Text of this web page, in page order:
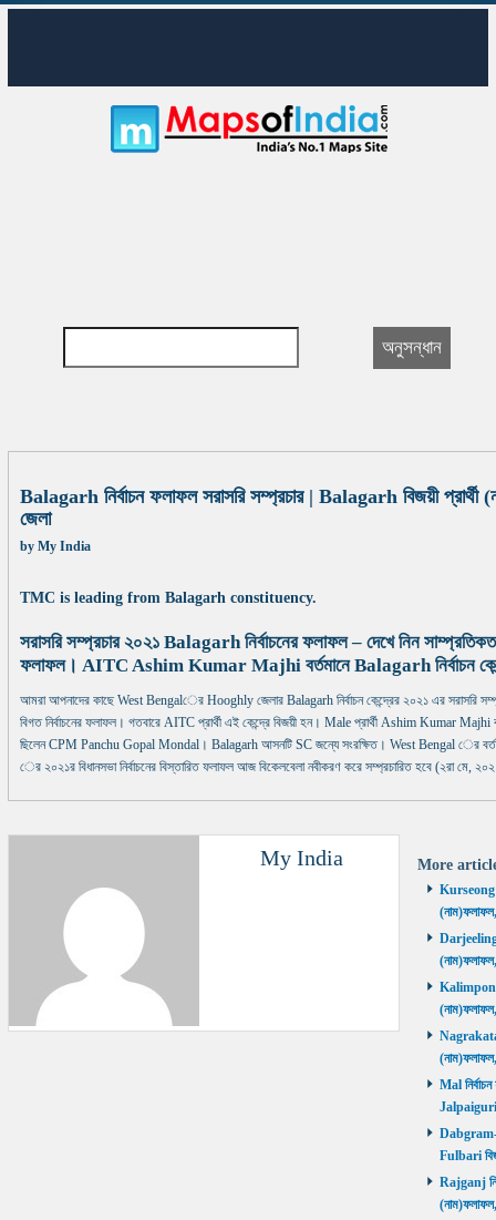
Balagarh নির্বাচন ফলাফল সরাসরি সম্প্রচার | Balagarh বিজয়ী
জেলা
by My India
TMC is leading from Balagarh constituency.
সরাসরি সম্প্রচার ২০২১ Balagarh নির্বাচনের ফলাফল – দেখে নিন
ফলাফল। AITC Ashim Kumar Majhi বর্তমানে Balagarh নির্বাচন
আমরা আপনাদের কাছে West Bengalের Hooghly জেলার Balagarh নির্বাচন কেন্দ্রের ২০২১ এর সরাসরি
বিগত নির্বাচনের ফলাফল। গতবারে AITC প্রার্থী এই কেন্দ্রে বিজয়ী হন। Male প্রার্থী Ashim Kumar Majhi
ছিলেন CPM Panchu Gopal Mondal। Balagarh আসনটি SC জন্যে সংরক্ষিত। West Bengal ের
ের ২০২১র বিধানসভা নির্বাচনের বিস্তারিত ফলাফল আজ বিকেলবেলা নবীকরণ করে সম্প্রচারিত হবে (২রা মে,
My India More
Kurseong
Darjeeling
Kalimpong
Nagrakata
Mal
Jalpaiguri
Dabgram-
Fulbari
Rajganj